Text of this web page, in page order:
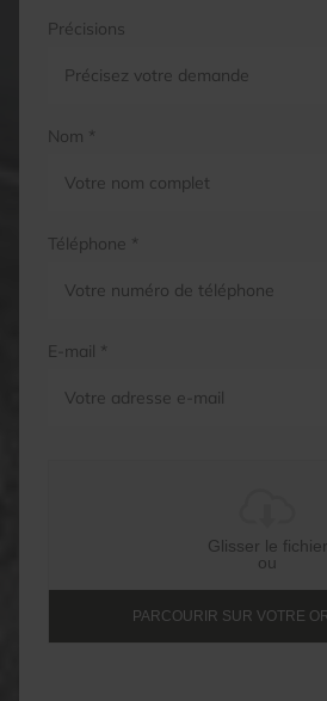
Précisions
Nom *
Téléphone *
E-mail *
Glisser le fichier
ou
PARCOURIR SUR VOTRE